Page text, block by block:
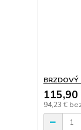
BRZDOVÝ
115,90
94,23 €